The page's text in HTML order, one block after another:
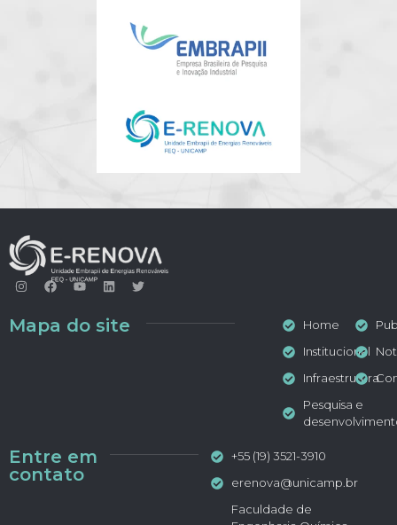
Mapa do site
Home
Institucional
Infraestrutura
Pesquisa e
Entre em
contato
+55 (19) 3521-3910
erenova@unicamp.br
Faculdade de